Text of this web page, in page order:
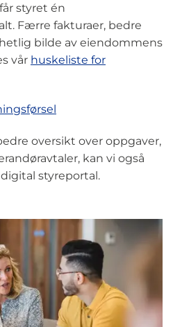
styret én
Færre fakturaer, bedre
bilde av eiendommens
vår huskeliste for
oversikt over oppgaver,
kan vi også
styreportal.